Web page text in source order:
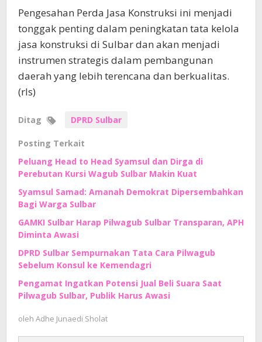
Pengesahan Perda Jasa Konstruksi ini menjadi
tonggak penting dalam peningkatan tata kelola
jasa konstruksi di Sulbar dan akan menjadi
instrumen strategis dalam pembangunan
daerah yang lebih terencana dan berkualitas.
(rls)
Ditag DPRD Sulbar
Posting Terkait
Peluang Head to Head Syamsul dan Dirga di
Perebutan Kursi Wagub Sulbar Makin Kuat
Syamsul Samad: Amanah Demokrat Dipersembahkan
Bagi Warga Sulbar
GAMKI Sulbar Harap Pilwagub Sulbar Transparan, APH
Diminta Awasi
DPRD Sulbar Sempurnakan Tata Cara Pilwagub
Sebelum Konsul ke Kemendagri
Pengamat Ingatkan Potensi Jual Beli Suara Saat
Pilwagub Sulbar, Publik Harus Awasi
oleh Adhe Junaedi Sholat